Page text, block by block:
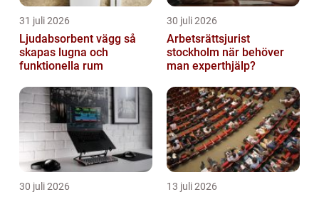
31 juli 2026
Ljudabsorbent vägg så
skapas lugna och
funktionella rum
30 juli 2026
Arbetsrättsjurist
stockholm när behöver
man experthjälp?
30 juli 2026 13 juli 2026